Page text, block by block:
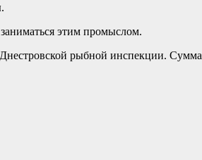
этим промыслом.
рыбной инспекции.